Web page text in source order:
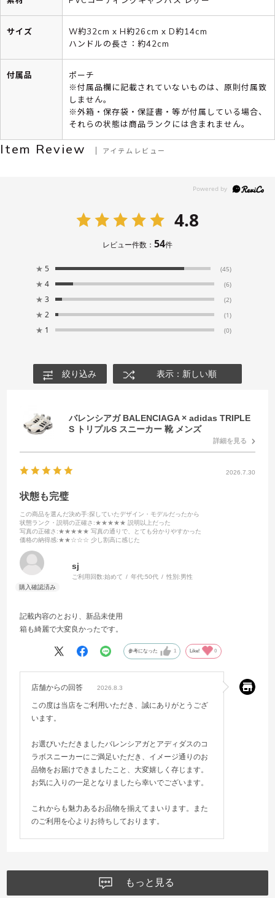
サイズ
W約32cm x H約26cm x D約14cm
ハンドルの長さ：約42cm
付属品
ポーチ
※付属品欄に記載されていないものは、原則付属致
しません。
※外箱・保存袋・保証書・等が付属している場合、
それらの状態は商品ランクには含まれません。
Item Review アイテムレビュー
4.8
レビュー件数： 54件
★ 5 (45)
★ 4 (6)
★ 3 (2)
★ 2 (1)
★ 1 (0)
絞り込み 表示：新しい順
バレンシアガ BALENCIAGA × adidas TRIPLE
S トリプルS スニーカー 靴 メンズ
詳細を見る
2026.7.30
状態も完璧
この商品を選んだ決め手:探していたデザイン・モデルだったから
状態ランク・説明の正確さ :★★★★★ 説明以上だった
写真の正確さ :★★★★★ 写真の通りで、とても分かりやすかった
価格の納得感:★★☆☆☆ 少し割高に感じた
sj
ご利用回数:始めて 年代:50代 性別:男性
記載内容のとおり、新品未使用
箱も綺麗で大変良かったです。
参考になった 1 Like! 0
店舗からの回答 2026.8.3
この度は当店をご利用いただき、誠にありがとうござ
います。
お選びいただきましたバレンシアガとアディダスのコ
ラボスニーカーにご満足いただき、イメージ通りのお
品物をお届けできましたこと、大変嬉しく存じます。
お気に入りの一足となりましたら幸いでございます。
これからも魅力あるお品物を揃えてまいります。また
のご利用を心よりお待ちしております。
もっと見る